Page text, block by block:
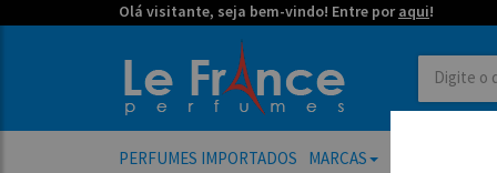
Olá visitante, seja bem-vindo! Entre poraqui!
PERFUMES IMPORTADOS MARCAS PERFUMES